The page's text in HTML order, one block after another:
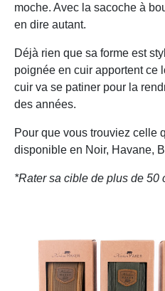
moche. Avec la sacoche à
en dire autant.
Déjà rien que sa forme est
poignée en cuir apportent ce
cuir va se patiner pour la
des années.
Pour que vous trouviez celle
disponible en Noir, Havane,
*Rater sa cible de plus de 50